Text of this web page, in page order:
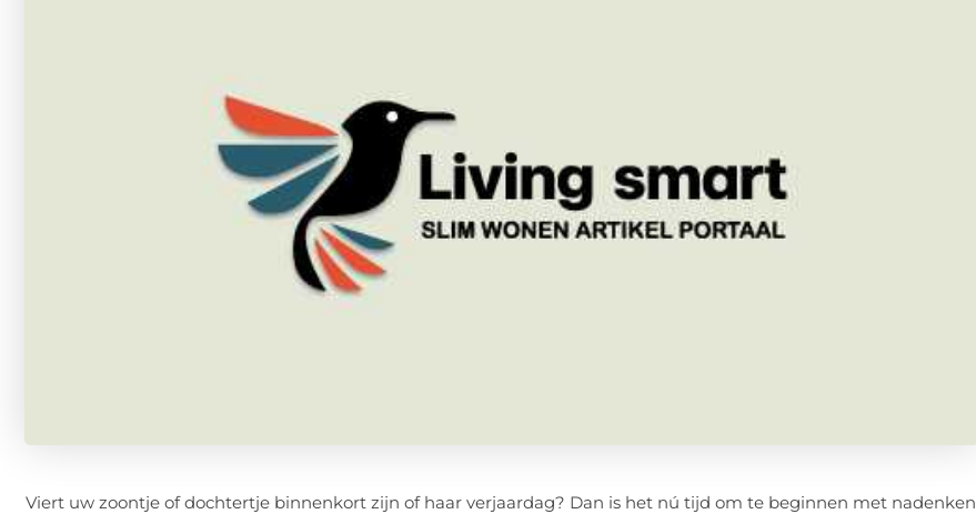
Viert uw zoontje of dochtertje binnenkort zijn of haar verjaardag? Dan is het nú tijd om te beginnen met nadenken